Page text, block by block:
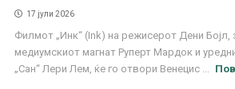
17 јули 2026
Филмот „Инк“ (Ink) на режисерот Дени Бојл,
медиумскиот магнат Руперт Мардок и
„Сан“ Лери Лем, ќе го отвори Венецис ...